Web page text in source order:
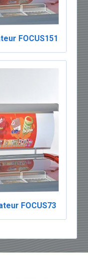
FOCUS151
FOCUS73